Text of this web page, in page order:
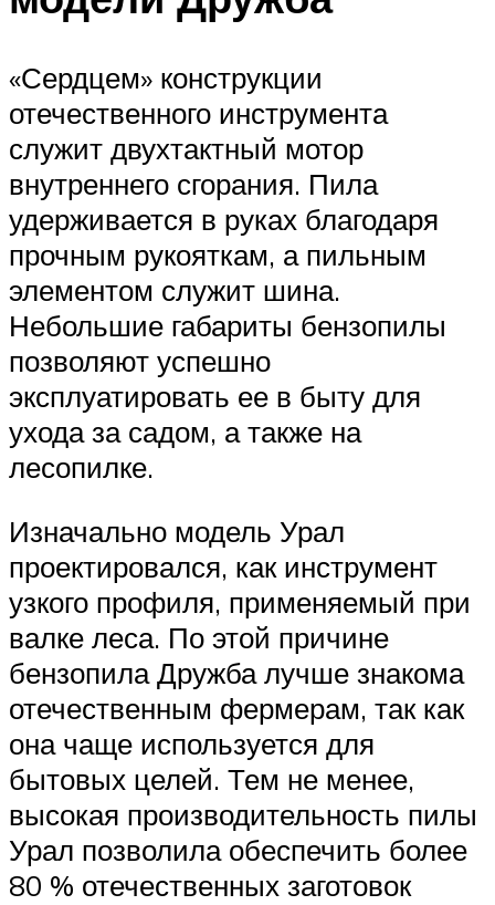
«Сердцем» конструкции
отечественного инструмента
служит двухтактный мотор
внутреннего сгорания. Пила
удерживается в руках благодаря
прочным рукояткам, а пильным
элементом служит шина.
Небольшие габариты бензопилы
позволяют успешно
эксплуатировать ее в быту для
ухода за садом, а также на
лесопилке.
Изначально модель Урал
проектировался, как инструмент
узкого профиля, применяемый при
валке леса. По этой причине
бензопила Дружба лучше знакома
отечественным фермерам, так как
она чаще используется для
бытовых целей. Тем не менее,
высокая производительность пилы
Урал позволила обеспечить более
80 % отечественных заготовок